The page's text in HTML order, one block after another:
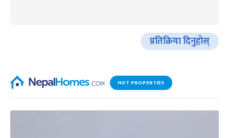
प्रतिक्रिया दिनुहोस्
HOT PROPERTIES